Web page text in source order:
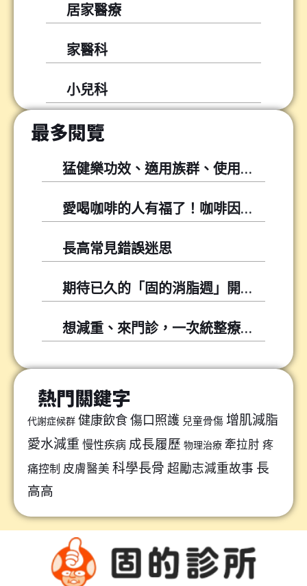
居家醫療
家醫科
小兒科
最多閱覽
猛健樂功效、適用族群、使用方式與常見問題
愛喝咖啡的人有福了！咖啡因可以幫你降低尿酸！
長高常見錯誤迷思
期待已久的「固的消脂週」開跑囉～～
想減重、來門診，一次統整療程懶人包
熱門關鍵字
代謝症候群 健康飲食傷口照護 兒童骨傷 增肌減脂
愛水減重 慢性疾病 成長履歷 物理治療 牽拉肘 疼
痛控制 皮膚醫美 科學長骨 超勵志減重故事 長
高高